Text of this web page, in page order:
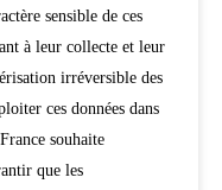
sensible de ces
à leur collecte et leur
irréversible des
ces données dans
souhaite
que les